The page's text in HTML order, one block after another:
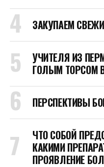
ЗАКУПАЕМ
УЧИТЕЛЯ ИЗ
ГОЛЫМ ТОРСОМ
ПЕРСПЕКТИВЫ
ЧТО СОБОЙ
КАКИМИ
ПРОЯВЛЕНИЕ